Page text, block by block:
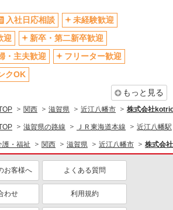
産休・育休取得実績あり
り
各種手当（家族・役職・インセン
ティブなど）あり
研修制度あり
医療・介護・福祉
す
ミドル（40代～）活躍中
車通勤OK
入社日応相談
未経験歓迎
迎
新卒・第二新卒歓迎
・主夫歓迎
フリーター歓迎
クOK
もっと見る
関西 滋賀県 近江八幡市 株式会社
滋賀県の路線 ＪＲ東海道本線 近江八幡駅
護・福祉 関西 滋賀県 近江八幡市 株式会
お客様へ よくある質問
わせ 利用規約